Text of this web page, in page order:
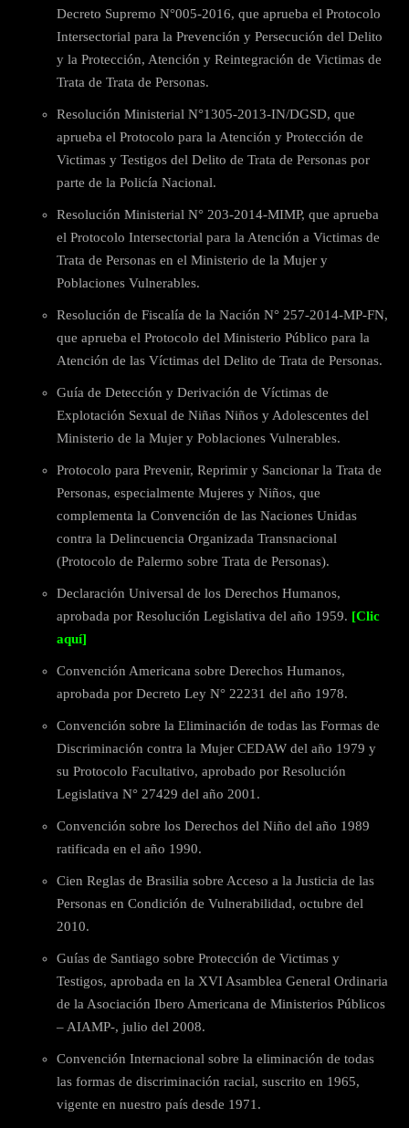
Decreto Supremo N°005-2016, que aprueba el Protocolo
Intersectorial para la Prevención y Persecución del Delito
y la Protección, Atención y Reintegración de Victimas de
Trata de Trata de Personas.
Resolución Ministerial N°1305-2013-IN/DGSD, que
aprueba el Protocolo para la Atención y Protección de
Victimas y Testigos del Delito de Trata de Personas por
parte de la Policía Nacional.
Resolución Ministerial N° 203-2014-MIMP, que aprueba
el Protocolo Intersectorial para la Atención a Victimas de
Trata de Personas en el Ministerio de la Mujer y
Poblaciones Vulnerables.
Resolución de Fiscalía de la Nación N° 257-2014-MP-FN,
que aprueba el Protocolo del Ministerio Público para la
Atención de las Víctimas del Delito de Trata de Personas.
Guía de Detección y Derivación de Víctimas de
Explotación Sexual de Niñas Niños y Adolescentes del
Ministerio de la Mujer y Poblaciones Vulnerables.
Protocolo para Prevenir, Reprimir y Sancionar la Trata de
Personas, especialmente Mujeres y Niños, que
complementa la Convención de las Naciones Unidas
contra la Delincuencia Organizada Transnacional
(Protocolo de Palermo sobre Trata de Personas).
Declaración Universal de los Derechos Humanos,
aprobada por Resolución Legislativa del año 1959. [Clic
aquí]
Convención Americana sobre Derechos Humanos,
aprobada por Decreto Ley N° 22231 del año 1978.
Convención sobre la Eliminación de todas las Formas de
Discriminación contra la Mujer CEDAW del año 1979 y
su Protocolo Facultativo, aprobado por Resolución
Legislativa N° 27429 del año 2001.
Convención sobre los Derechos del Niño del año 1989
ratificada en el año 1990.
Cien Reglas de Brasilia sobre Acceso a la Justicia de las
Personas en Condición de Vulnerabilidad, octubre del
2010.
Guías de Santiago sobre Protección de Victimas y
Testigos, aprobada en la XVI Asamblea General Ordinaria
de la Asociación Ibero Americana de Ministerios Públicos
– AIAMP-, julio del 2008.
Convención Internacional sobre la eliminación de todas
las formas de discriminación racial, suscrito en 1965,
vigente en nuestro país desde 1971.